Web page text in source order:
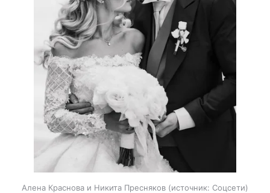
Алена Краснова и Никита Пресняков источник: Соцсети